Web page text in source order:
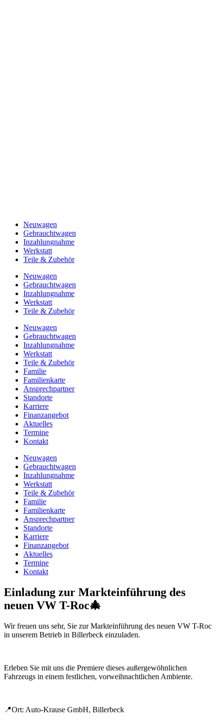
Neuwagen
Gebrauchtwagen
Inzahlungnahme
Werkstatt
Teile & Zubehör
Neuwagen
Gebrauchtwagen
Inzahlungnahme
Werkstatt
Teile & Zubehör
Neuwagen
Gebrauchtwagen
Inzahlungnahme
Werkstatt
Teile & Zubehör
Familie
Familienkarte
Ansprechpartner
Standorte
Karriere
Finanzangebot
Aktuelles
Termine
Kontakt
Neuwagen
Gebrauchtwagen
Inzahlungnahme
Werkstatt
Teile & Zubehör
Familie
Familienkarte
Ansprechpartner
Standorte
Karriere
Finanzangebot
Aktuelles
Termine
Kontakt
Einladung zur Markteinführung des
neuen VW T-Roc🎄
Wir freuen uns sehr, Sie zur Markteinführung des neuen VW T-Roc
in unserem Betrieb in Billerbeck einzuladen.
Erleben Sie mit uns die Premiere dieses außergewöhnlichen
Fahrzeugs in einem festlichen, vorweihnachtlichen Ambiente.
📍Ort: Auto-Krause GmbH, Billerbeck